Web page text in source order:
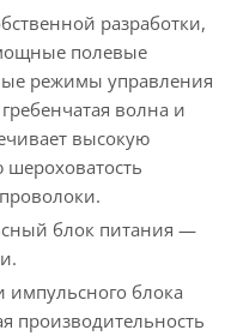
разработки,
полевые
режимы управления
волна и
высокую
блок питания —
блока
производительность